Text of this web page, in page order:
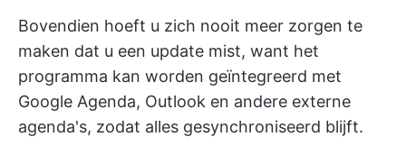
Bovendien hoeft u zich nooit meer zorgen te
maken dat u een update mist, want het
programma kan worden geïntegreerd met
Google Agenda, Outlook en andere externe
agenda's, zodat alles gesynchroniseerd blijft.